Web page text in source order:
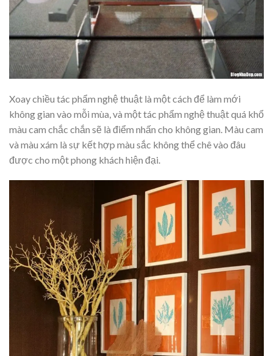
Xoay chiều tác phẩm nghệ thuật là một cách để làm mới
không gian vào mỗi mùa, và một tác phẩm nghệ thuật quá khổ
màu cam chắc chắn sẽ là điểm nhấn cho không gian. Màu cam
và màu xám là sự kết hợp màu sắc không thể chê vào đâu
được cho một phong khách hiện đại.